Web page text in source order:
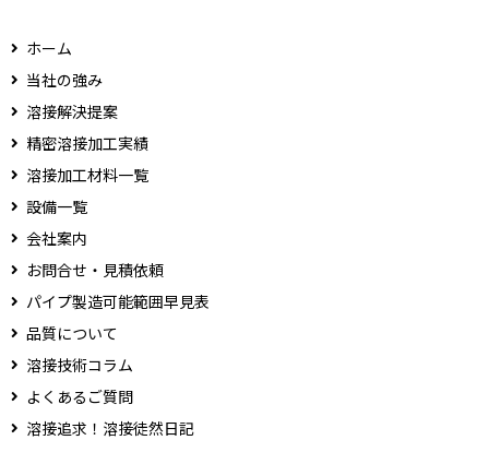
ホーム
当社の強み
溶接解決提案
精密溶接加工実績
溶接加工材料一覧
設備一覧
会社案内
お問合せ・見積依頼
パイプ製造可能範囲早見表
品質について
溶接技術コラム
よくあるご質問
溶接追求！溶接徒然日記